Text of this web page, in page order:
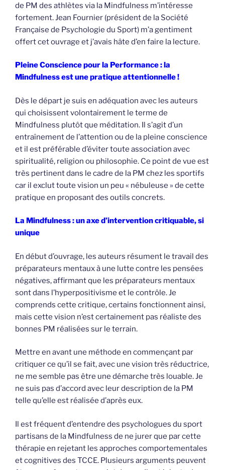
de PM des athlètes via la Mindfulness m’intéresse
fortement. Jean Fournier (président de la Société
Française de Psychologie du Sport) m’a gentiment
offert cet ouvrage et j’avais hâte d’en faire la lecture.
Pleine Conscience pour la Performance : la
Mindfulness est une pratique attentionnelle !
Dès le départ je suis en adéquation avec les auteurs
qui choisissent volontairement le terme de
Mindfulness plutôt que méditation. Il s’agit d’un
entraînement de l’attention ou de la pleine conscience
et il est préférable d’éviter toute association avec
spiritualité, religion ou philosophie. Ce point de vue est
très pertinent dans le cadre de la PM chez les sportifs
car il exclut toute vision un peu « nébuleuse » de cette
pratique en proposant des outils concrets.
La Mindfulness : un axe d’intervention critiquable, si
unique
En début d’ouvrage, les auteurs résument le travail des
préparateurs mentaux à une lutte contre les pensées
négatives, affirmant que les préparateurs mentaux
sont dans l’hyperpositivisme et le contrôle. Je
comprends cette critique, certains fonctionnent ainsi,
mais cette vision n’est certainement pas réaliste des
bonnes PM réalisées sur le terrain.
Mettre en avant une méthode en commençant par
critiquer ce qu’il se fait, avec une vision très réductrice,
ne me semble pas être une démarche très louable. Je
ne suis pas d’accord avec leur description de la PM
telle qu’elle est réalisée d’après eux.
Il est fréquent d’entendre des psychologues du sport
partisans de la Mindfulness de ne jurer que par cette
thérapie en rejetant les approches comportementales
et cognitives des TCCE. Plusieurs arguments peuvent